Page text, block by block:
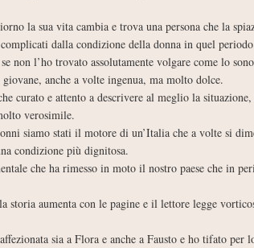
la sua vita cambia e trova una persona che la
dalla condizione della donna in quel
non l’ho trovato assolutamente volgare come lo
anche a volte ingenua, ma molto dolce.
curato e attento a descrivere al meglio la
verosimile.
siamo stati il motore di un’Italia che a volte si
condizione più dignitosa.
che ha rimesso in moto il nostro paese che in
storia aumenta con le pagine e il lettore legge
sia a Flora e anche a Fausto e ho tifato per